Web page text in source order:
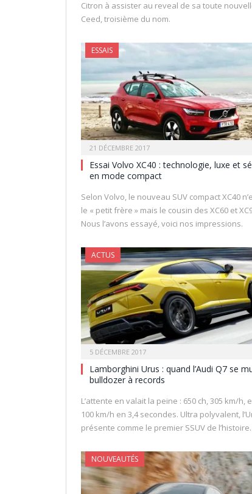
Citron à assister au reveal de sa toute
Ceed, troisième du nom.
ESSAIS
21 DÉCEMBRE 2017
Essai Volvo XC40 : technologie, luxe et
en mode compact
Selon Volvo, le nouveau SUV compact XC40
le « petit frère » mais le cousin des XC60 et
Nous l’avons essayé, voici nos impressions.
ACTUS
5 DÉCEMBRE 2017
Lamborghini Urus : quand l’Audi Q7 se
bulldozer à records
L’attente en valait la peine : 650 ch, 305 km/h,
100 km/h en 3,4 secondes. Ultra polyvalent,
présente comme le premier SSUV de l’histoire.
NOUVEAUTÉS